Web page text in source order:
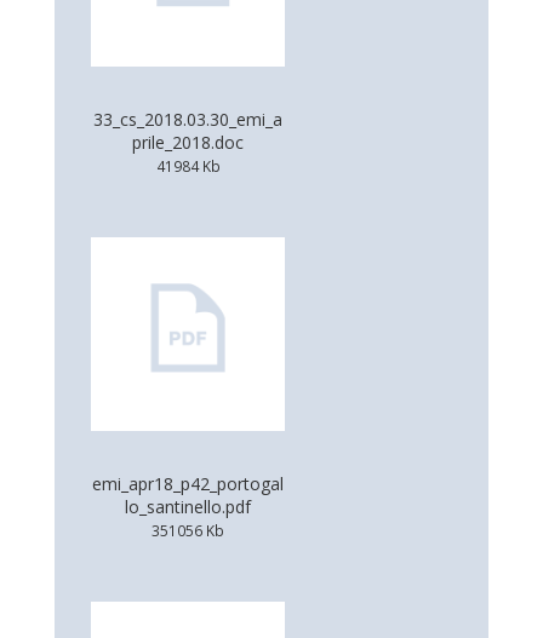
33_cs_2018.03.30_emi_a
prile_2018.doc
41984 Kb
emi_apr18_p42_portogal
lo_santinello.pdf
351056 Kb